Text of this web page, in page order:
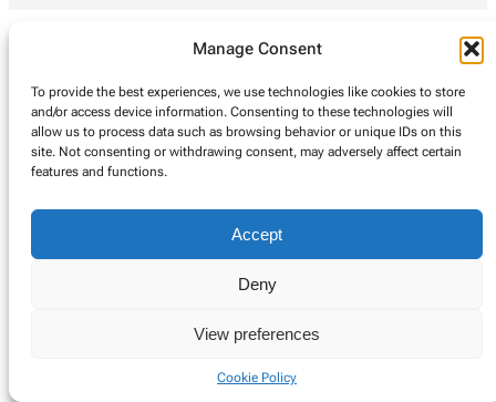
Manage Consent
To provide the best experiences, we use technologies like cookies to store
and/or access device information. Consenting to these technologies will
allow us to process data such as browsing behavior or unique IDs on this
site. Not consenting or withdrawing consent, may adversely affect certain
features and functions.
Accept
Deny
View preferences
Cookie Policy